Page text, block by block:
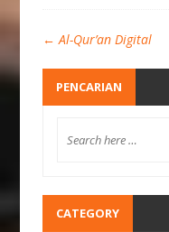
← Al-Qur’an Digital
PENCARIAN
CATEGORY